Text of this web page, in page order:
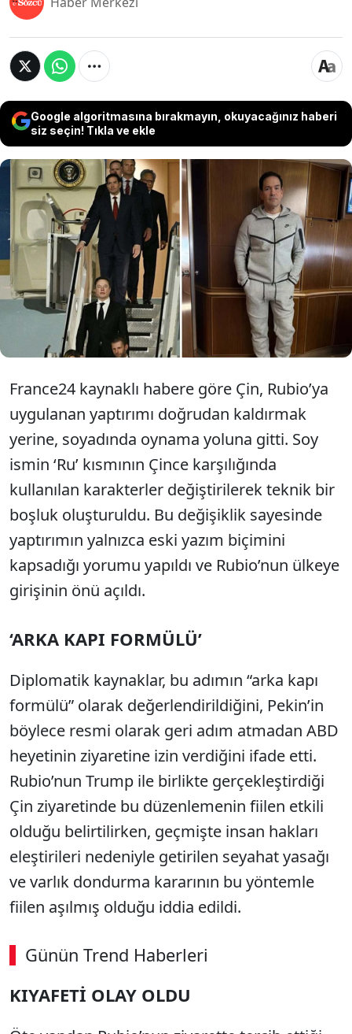
Google algoritmasına bırakmayın, okuyacağınız haberi
siz seçin! Tıkla ve ekle
ABD Başkanı Donald Trump’ın Çin’e
gerçekleştirdiği resmi ziyarette, ABD Dışişleri
Bakanı Marco Rubio ile ilgili dikkat çekici bir
diplomatik gelişme yaşandı. Daha önce Çin’in
yaptırım listesinde yer alan Rubio’nun ülkeye
girişine, Pekin yönetiminin ismin Çince yazımında
yaptığı değişiklikle dolaylı bir çözüm bulunduğu
öne sürüldü.
France24 kaynaklı habere göre Çin, Rubio’ya
uygulanan yaptırımı doğrudan kaldırmak
yerine, soyadında oynama yoluna gitti. Soy
ismin ‘Ru’ kısmının Çince karşılığında
kullanılan karakterler değiştirilerek teknik bir
boşluk oluşturuldu. Bu değişiklik sayesinde
yaptırımın yalnızca eski yazım biçimini
kapsadığı yorumu yapıldı ve Rubio’nun ülkeye
girişinin önü açıldı.
‘ARKA KAPI FORMÜLÜ’
Diplomatik kaynaklar, bu adımın “arka kapı
formülü” olarak değerlendirildiğini, Pekin’in
böylece resmi olarak geri adım atmadan ABD
heyetinin ziyaretine izin verdiğini ifade etti.
Rubio’nun Trump ile birlikte gerçekleştirdiği
Çin ziyaretinde bu düzenlemenin fiilen etkili
olduğu belirtilirken, geçmişte insan hakları
eleştirileri nedeniyle getirilen seyahat yasağı
ve varlık dondurma kararının bu yöntemle
fiilen aşılmış olduğu iddia edildi.
Günün Trend Haberleri
00:02 / 08:15
KIYAFETİ OLAY OLDU